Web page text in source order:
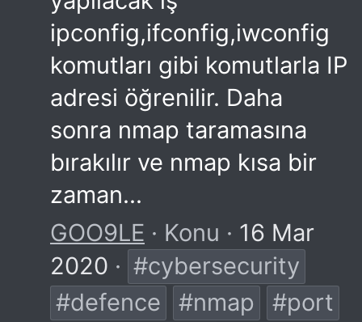
ipconfig,ifconfig,iwconfig
komutları gibi komutlarla IP
adresi öğrenilir. Daha
sonra nmap taramasına
bırakılır ve nmap kısa bir
zaman...
GOO9LE
Konu
16 Mar
2020
#cybersecurity
#defence
#nmap
#port